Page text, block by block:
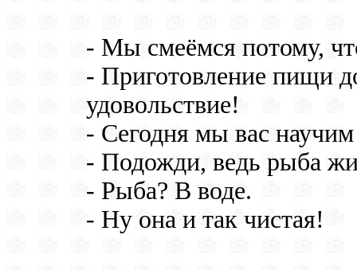
- Мы смеёмся потому,
- Приготовление пищи
удовольствие!
- Сегодня мы вас
- Подожди, ведь рыба
- Рыба? В воде.
- Ну она и так чистая!